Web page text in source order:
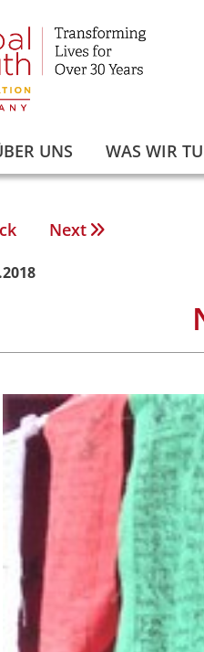
UNS WAS WIR
Next